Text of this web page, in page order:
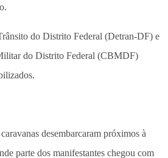
do Distrito Federal (Detran-DF) e
do Distrito Federal (CBMDF)
desembarcaram próximos à
parte dos manifestantes chegou com